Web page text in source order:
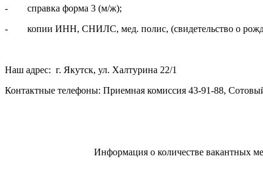
- справка форма 3 (м/ж);
- копии ИНН, СНИЛС, мед. полис, (свидетельство о
Наш адрес: г. Якутск, ул. Халтурина 22/1
Контактные телефоны: Приемная комиссия 43-91-88,
Информация о количестве вакантных